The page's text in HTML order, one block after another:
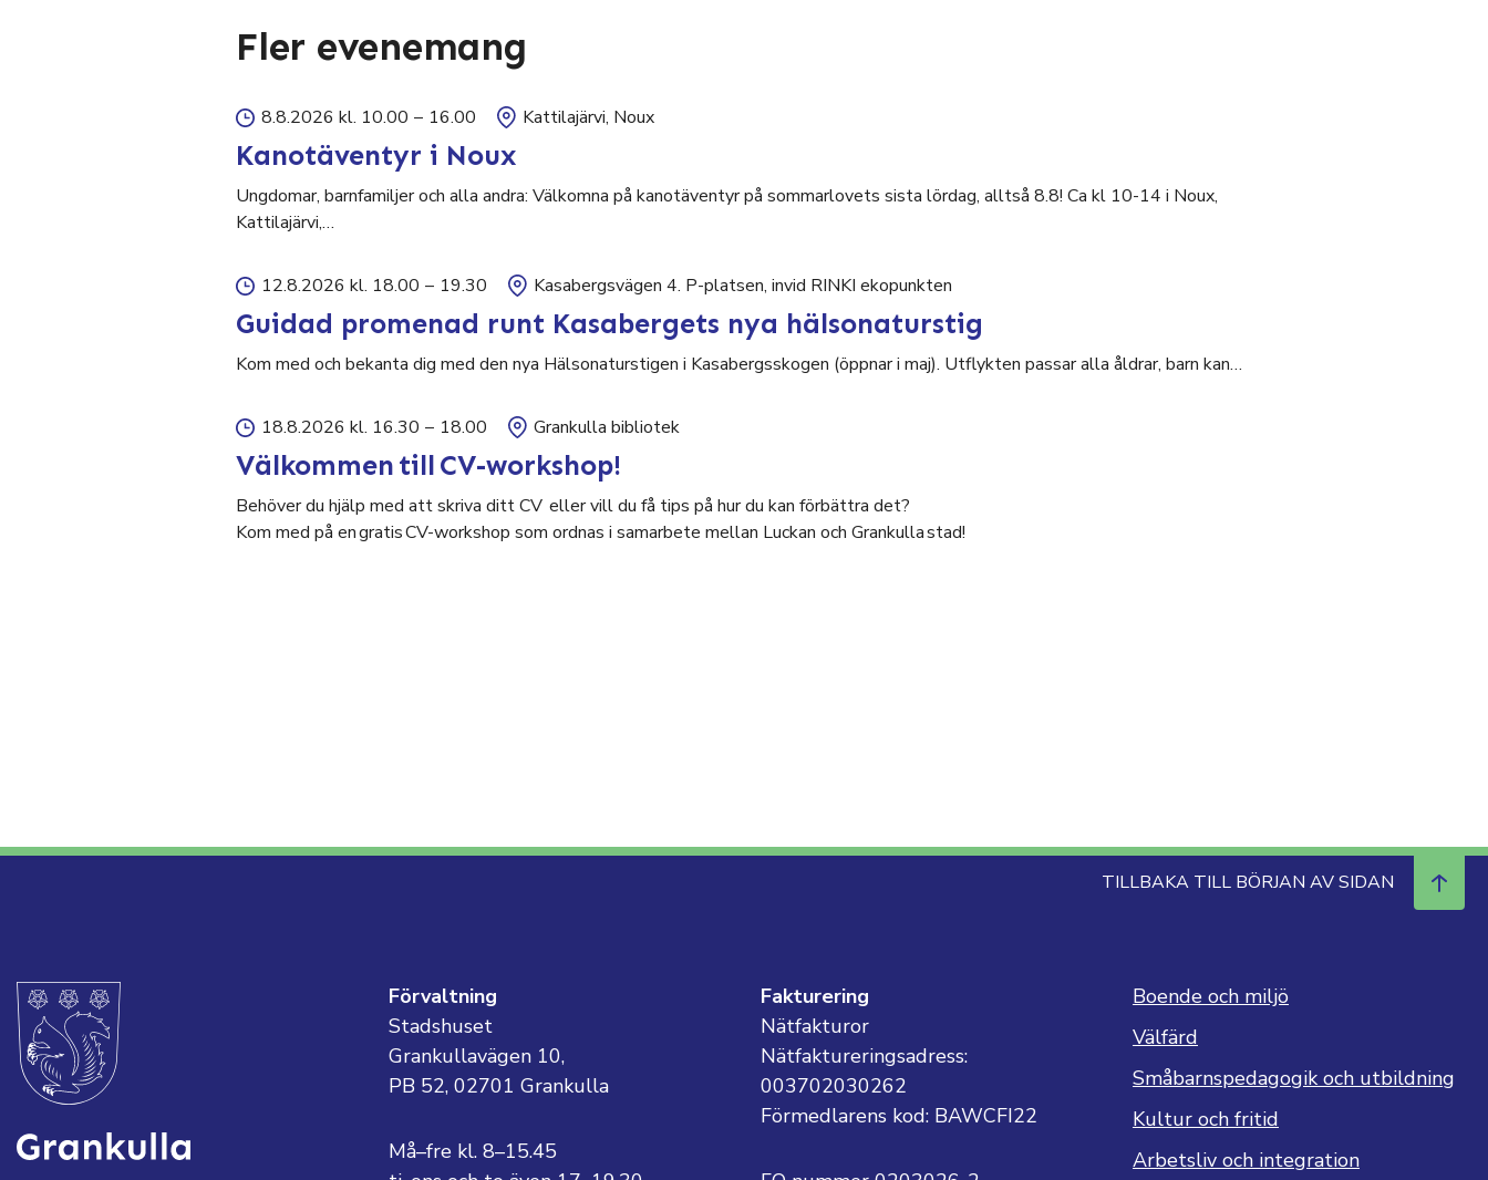
Fler evenemang
8.8.2026 kl. 10.00 – 16.00 Kattilajärvi, Noux
Kanotäventyr i Noux
Ungdomar, barnfamiljer och alla andra: Välkomna på kanotäventyr på sommarlovets sista lördag, alltså 8.8! Ca kl 10-14 i Noux,
Kattilajärvi,…
12.8.2026 kl. 18.00 – 19.30 Kasabergsvägen 4. P-platsen, invid RINKI ekopunkten
Guidad promenad runt Kasabergets nya hälsonaturstig
Kom med och bekanta dig med den nya Hälsonaturstigen i Kasabergsskogen (öppnar i maj). Utflykten passar alla åldrar, barn kan…
18.8.2026 kl. 16.30 – 18.00 Grankulla bibliotek
Välkommen till CV-workshop!
Behöver du hjälp med att skriva ditt CV eller vill du få tips på hur du kan förbättra det?
Kom med på en gratis CV-workshop som ordnas i samarbete mellan Luckan och Grankulla stad!
TILLBAKA TILL BÖRJAN AV SIDAN
Förvaltning
Stadshuset
Grankullavägen 10,
PB 52, 02701 Grankulla
Må–fre kl. 8–15.45
Fakturering
Nätfakturor
Nätfaktureringsadress:
003702030262
Förmedlarens kod: BAWCFI22
Boende och miljö
Välfärd
Småbarnspedagogik och utbildning
Kultur och fritid
Arbetsliv och integration